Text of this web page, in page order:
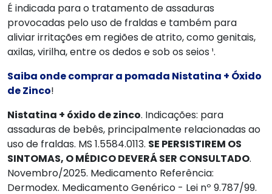
É indicada para o tratamento de assaduras
provocadas pelo uso de fraldas e também para
aliviar irritações em regiões de atrito, como genitais,
axilas, virilha, entre os dedos e sob os seios ¹.
Saiba onde comprar a pomada Nistatina + Óxido
de Zinco!
Nistatina + óxido de zinco. Indicações: para
assaduras de bebês, principalmente relacionadas ao
uso de fraldas. MS 1.5584.0113. SE PERSISTIREM OS
SINTOMAS, O MÉDICO DEVERÁ SER CONSULTADO.
Novembro/2025. Medicamento Referência:
Dermodex. Medicamento Genérico - Lei nº 9.787/99.